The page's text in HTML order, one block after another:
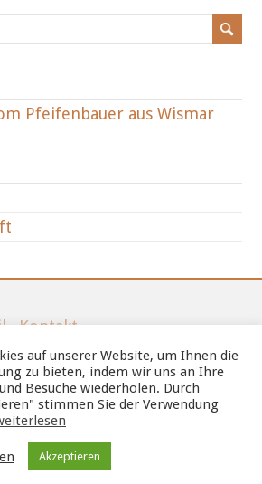
Pfeifenbauer aus Wismar
·Kontakt
2780472
·Impressum
auf unserer Website, um Ihnen die
zu bieten, indem wir uns an Ihre
Besuche wiederholen. Durch
stimmen Sie der Verwendung
Akzeptieren